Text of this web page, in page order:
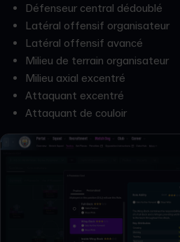
Défenseur central dédoublé
Latéral offensif organisateur
Latéral offensif avancé
Milieu de terrain organisateur
Milieu axial excentré
Attaquant excentré
Attaquant de couloir